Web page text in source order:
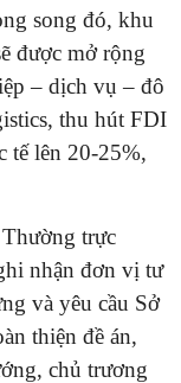
song đó, khu
được mở rộng
– dịch vụ – đô
thu hút FDI
tế lên 20-25%,
trực
nhận đơn vị tư
và yêu cầu Sở
thiện đề án,
chủ trương